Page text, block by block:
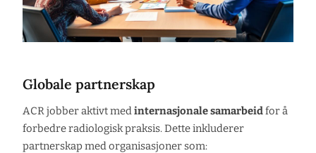
Globale partnerskap
ACR jobber aktivt medinternasjonale samarbeidfor å
forbedre radiologisk praksis. Dette inkluderer
partnerskap med organisasjoner som: